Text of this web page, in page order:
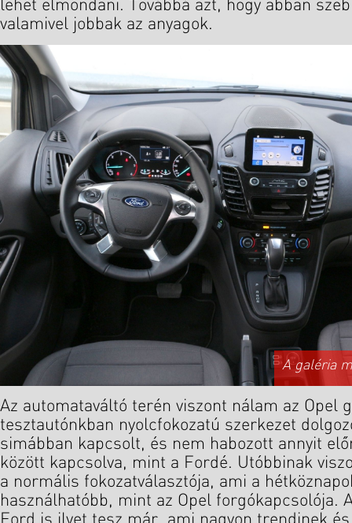
lehet elmondani. Továbbá azt, hogy abban
valamivel jobbak az anyagok.
A galéria
Az automataváltó terén viszont nálam az Opel
tesztautónkban nyolcfokozatú szerkezet
simábban kapcsolt, és nem habozott annyit
között kapcsolva, mint a Fordé. Utóbbinak
a normális fokozatválasztója, ami a
használhatóbb, mint az Opel forgókapcsolója.